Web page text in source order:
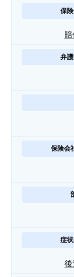
保
弁
保険会
症
後